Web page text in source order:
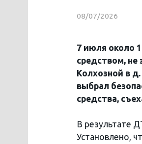
08/07/2026
7 июля около
средством, не
Колхозной в
выбрал
средства,
В результате
Установлено,